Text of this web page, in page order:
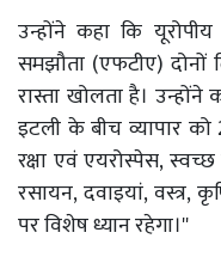
उन्होंने कहा कि
समझौता (एफटीए) दोनों
रास्ता खोलता है।
इटली के बीच व्यापार
रक्षा एवं एयरोस्पेस, स्वच्छ
रसायन, दवाइयां, वस्त्र,
पर विशेष ध्यान रहेगा।''